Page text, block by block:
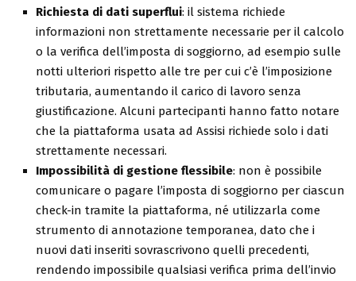
Richiesta di dati superflui: il sistema richiede
informazioni non strettamente necessarie per il calcolo
o la verifica dell’imposta di soggiorno, ad esempio sulle
notti ulteriori rispetto alle tre per cui c’è l’imposizione
tributaria, aumentando il carico di lavoro senza
giustificazione. Alcuni partecipanti hanno fatto notare
che la piattaforma usata ad Assisi richiede solo i dati
strettamente necessari.
Impossibilità di gestione flessibile: non è possibile
comunicare o pagare l’imposta di soggiorno per ciascun
check-in tramite la piattaforma, né utilizzarla come
strumento di annotazione temporanea, dato che i
nuovi dati inseriti sovrascrivono quelli precedenti,
rendendo impossibile qualsiasi verifica prima dell’invio